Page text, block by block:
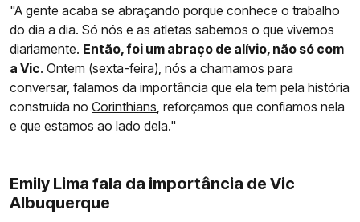
"A gente acaba se abraçando porque conhece o trabalho
do dia a dia. Só nós e as atletas sabemos o que vivemos
diariamente. Então, foi um abraço de alívio, não só com
a Vic. Ontem (sexta-feira), nós a chamamos para
conversar, falamos da importância que ela tem pela história
construída no Corinthians , reforçamos que confiamos nela
e que estamos ao lado dela."
Emily Lima fala da importância de Vic
Albuquerque